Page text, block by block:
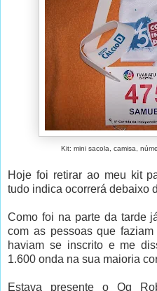
Kit: mini sacola, camisa,
Hoje foi retirar ao meu kit
tudo indica ocorrerá debaixo
Como foi na parte da tarde
com as pessoas que
haviam se inscrito e me
1.600 onda na sua maioria
Estava presente o Og